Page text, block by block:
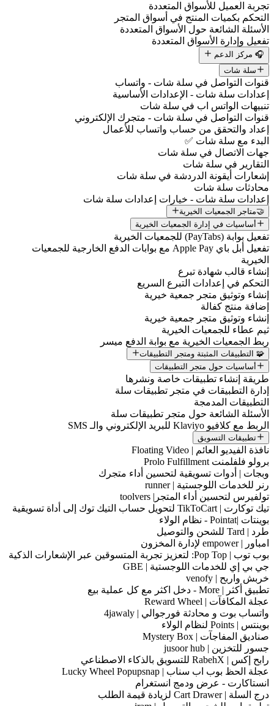
تجربة العميل للأسواق المتعددة
التحكم بكميات المنتج في أسواق المتجر
الأسئلة الشائعة حول الأسواق المتعددة
تفعيل وإدارة الأسواق المتعددة
🎧 مركز الدعم
سلة شات
قنوات التواصل في سلة شات - واتساب
إعدادات سلة شات - الإعدادات الأساسية
تنبيهات الواتس اب في سلة شات
قنوات التواصل في سلة شات - متجرك الإلكتروني
إعداد والتحقق من حساب واتساب للأعمال
البدء مع سلة شات ✅
جهات الاتصال في سلة شات
التقارير في سلة شات
إشعارات أيقونة الدردشة في سلة شات
محادثات سلة شات
إعدادات سلة شات - خيارات إعدادات سلة شات
🤝متاجر الجمعيات الخيرية
أساسيات في إدارة الجمعيات الخيرية
تفعيل بوابة (PayTabs) للجمعيات الخيرية
تفعيل أبل باي Apple Pay مع بوابات الدفع الخارجية للجمعيات
الخيرية
إنشاء قالب شهادة تبرع
التحكم في إعدادات التبرع السريع
إنشاء وتوثيق متجر جمعية خيرية
إضافة منتج كفالة
إنشاء وتوثيق متجر جمعية خيرية
ثيم عطاء للجمعيات الخيرية
ربط الجمعيات الخيرية مع بوابة الدفع ميسر
🧩 التطبيقات المثبتة ومتجر التطبيقات
أساسيات حول متجر التطبيقات
طريقة إنشاء تطبيقات خاصة ونشرها
إدارة التطبيقات في متجر تطبيقات سلة
التطبيقات المدمجة
الأسئلة الشائعة حول متجر تطبيقات سلة
الربط مع كلافيو Klaviyo للبريد الإلكتروني والـ SMS
تطبيقات التسويق
نافذة الفيديو العائم | Floating Video
برولو فلفلمنت Prolo Fulfillment
وبجات | أدوات تسويقية لتحسين أداء متجرك
رنر للخدمات اللوجستية | runner
تولفيرس لتحسين أداء المتجر| toolvers
تيك توكارت | TikToCart لتحويل حساب التيك توك إلى أداة تسويقية
بوينتات |Pointat - نظام الولاء
طرد | Tard للشحن والتوصيل
امباور | empower لإدارة المخزون
بوب توب | Pop Top: لتعزيز تجربة المتسوقين عبر الإشعارات الذكية
جي بي إي للخدمات اللوجستية | GBE
خربش واربح | venofy
تطبيق أكثر | More - دخل اكثر مع كل عملية بيع
عجلة المكافآت | Reward Wheel
واتساب بوت و محادثة فورجوالي | 4jawaly
بوينتس | Points لنظام الولاء
صناديق المفاجآت | Mystery Box
جسور للتخزين | jusoor hub
رابح إكس | RabehX للتسويق بالذكاء الاصطناعي
عجلة الحظ بوب اب سناب | Lucky Wheel Popupsnap
انستاكارت - عرض ودمج انستغرام
درج السلة | Cart Drawer لزيادة قيمة الطلب